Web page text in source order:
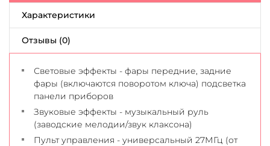
Характеристики
Отзывы (0)
Световые эффекты - фары передние, задние
фары (включаются поворотом ключа) подсветка
панели приборов
Звуковые эффекты - музыкальный руль
(заводские мелодии/звук клаксона)
Пульт управления - универсальный 27МГц (от